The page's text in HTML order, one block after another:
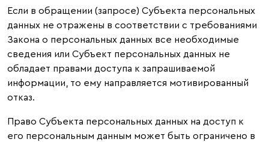
Если в обращении (запросе) Субъекта персональных
данных не отражены в соответствии с требованиями
Закона о персональных данных все необходимые
сведения или Субъект персональных данных не
обладает правами доступа к запрашиваемой
информации, то ему направляется мотивированный
отказ.
Право Субъекта персональных данных на доступ к
его персональным данным может быть ограничено в